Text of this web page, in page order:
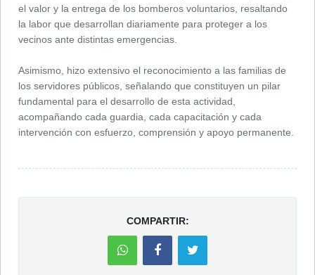
el valor y la entrega de los bomberos voluntarios, resaltando
la labor que desarrollan diariamente para proteger a los
vecinos ante distintas emergencias.
Asimismo, hizo extensivo el reconocimiento a las familias de
los servidores públicos, señalando que constituyen un pilar
fundamental para el desarrollo de esta actividad,
acompañando cada guardia, cada capacitación y cada
intervención con esfuerzo, comprensión y apoyo permanente.
COMPARTIR: